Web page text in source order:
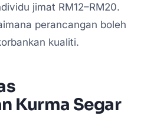
jimat RM12–RM20.
perancangan boleh
kualiti.
Kurma Segar